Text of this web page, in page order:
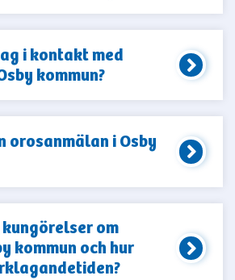
i kontakt med
kommun?
orosanmälan i Osby
om
kommun och hur